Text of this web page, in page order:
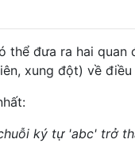
thể đưa ra hai quan
xung đột) về điều
ký tự 'abc' trở